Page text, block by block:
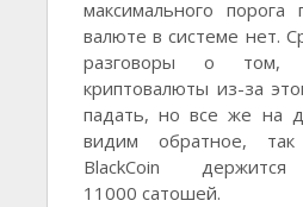
максимального
валюте в системе нет.
разговоры о том,
криптовалюты из-за
падать, но все же на
видим обратное, так
BlackCoin
11000 сатошей.